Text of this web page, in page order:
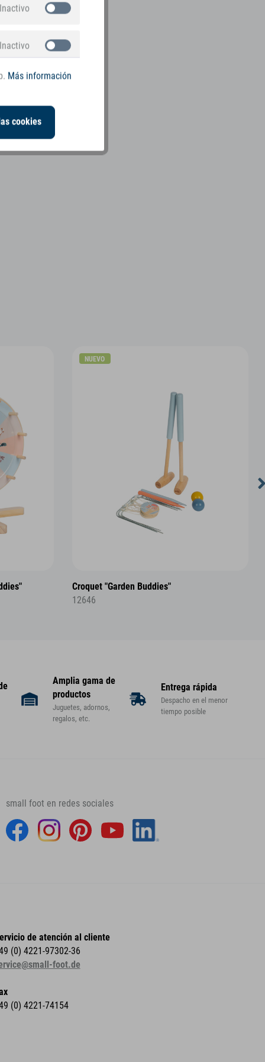
NUEVO
Croquet "Garden Buddies"
12646
Amplia gama de
productos
Juguetes, adornos,
regalos, etc.
Entrega rápida
Despacho en el menor
tiempo posible
small foot en redes sociales
de atención al cliente
(0) 4221-97302-36
foot.de
(0) 4221-74154
Inactivo
Inactivo
Más información
cookies